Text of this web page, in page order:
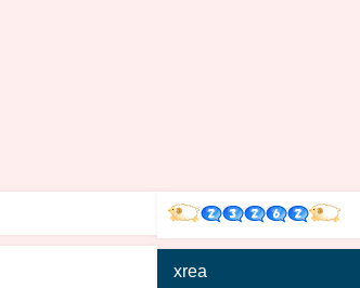
xrea